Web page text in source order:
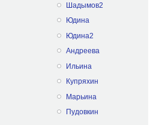
Шадымов2
Юдина
Юдина2
Андреева
Ильина
Купряхин
Марьина
Пудовкин